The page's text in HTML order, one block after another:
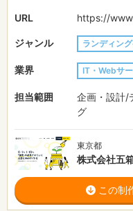
URL https://
ジャンル ランディン
業界 IT・Webサ
担当範囲
企画・設計/
グ
東京都
株式会社五
この制